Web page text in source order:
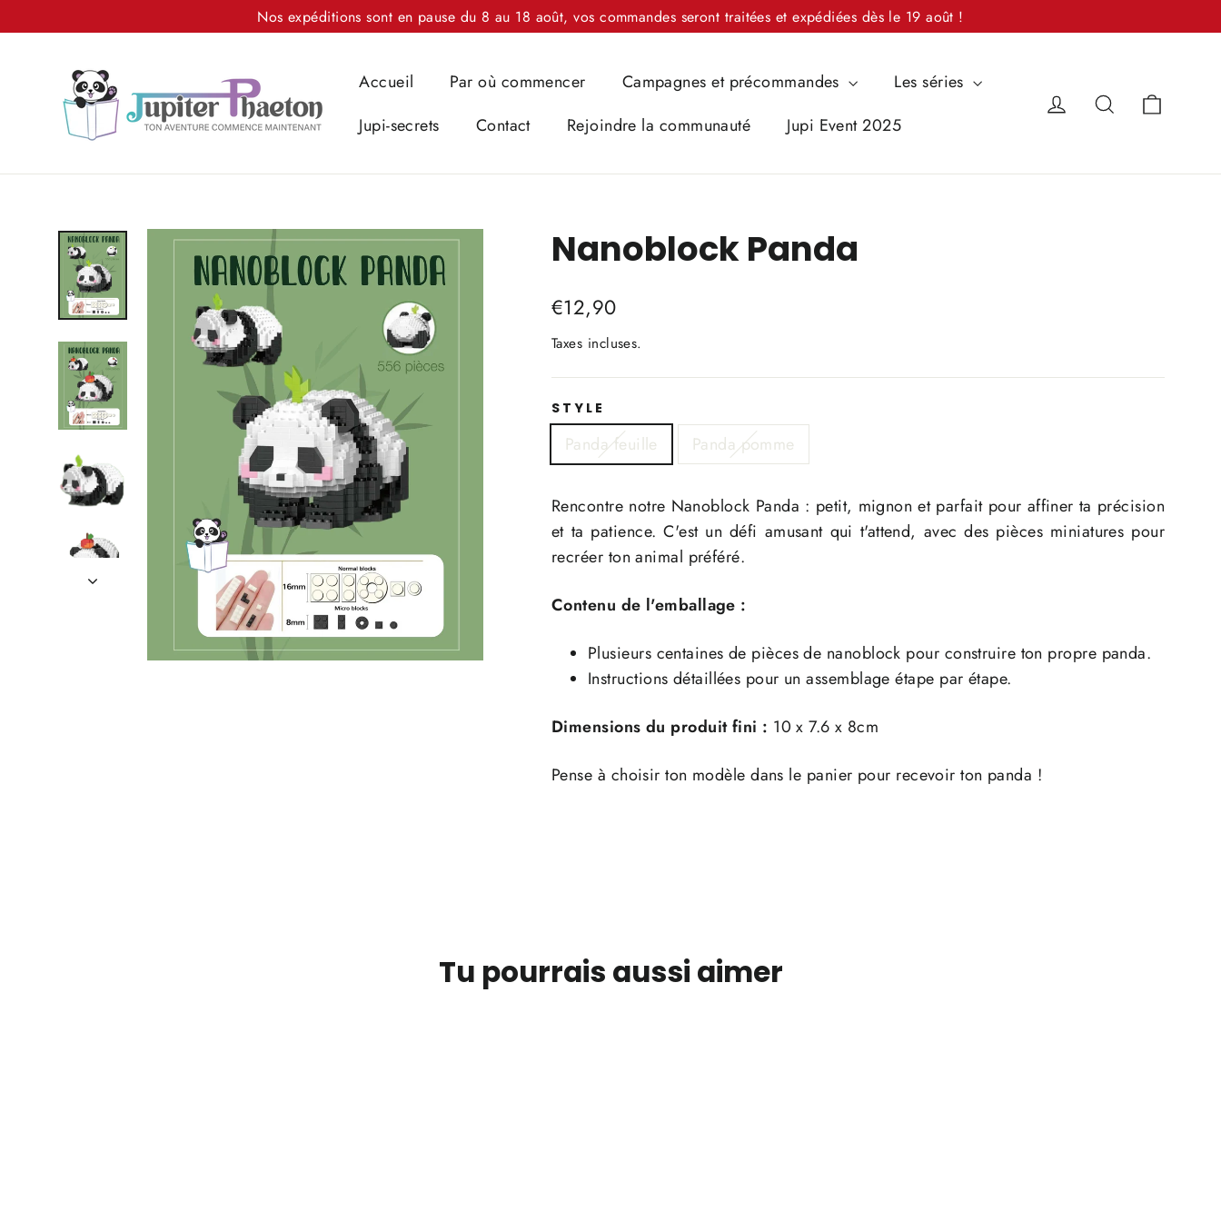
au
Nos expéditions sont en pause du 8 au 18 août, vos commandes seront traitées et expédiées dès le 19 août !
Accueil Par où commencer Campagnes et précommandes
Les séries
Jupi-secrets
Contact Rejoindre la communauté Jupi Event 2025
Se connecter
Rechercher
Nanoblock Panda
Prix
€12,90
Taxes incluses.
STYLE
Panda feuille Panda pomme
Rencontre notre Nanoblock Panda : petit, mignon et parfait pour affiner ta précision
et ta patience. C'est un défi amusant qui t'attend, avec des pièces miniatures pour
recréer ton animal préféré.
Contenu de l'emballage :
Plusieurs centaines de pièces de nanoblock pour construire ton propre panda.
Instructions détaillées pour un assemblage étape par étape.
Dimensions du produit fini : 10 x 7.6 x 8cm
Pense à choisir ton modèle dans le panier pour recevoir ton panda !
Tu pourrais aussi aimer